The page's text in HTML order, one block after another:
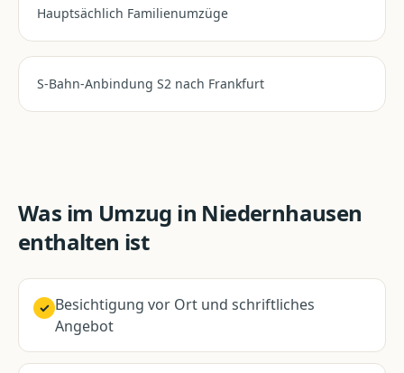
Hauptsächlich Familienumzüge
S-Bahn-Anbindung S2 nach Frankfurt
Was im Umzug in Niedernhausen
enthalten ist
✓ Besichtigung vor Ort und schriftliches
Angebot